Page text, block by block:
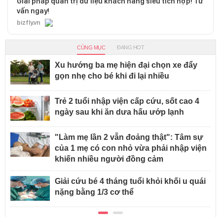
vấn ngay!
bizfly.vn
CÙNG MỤC ĐANG HOT
Xu hướng ba mẹ hiện đại chọn xe đẩy
gọn nhẹ cho bé khi đi lại nhiều
Trẻ 2 tuổi nhập viện cấp cứu, sốt cao 4
ngày sau khi ăn dưa hấu ướp lạnh
"Làm mẹ lần 2 vẫn đoảng thật": Tâm sự
của 1 mẹ có con nhỏ vừa phải nhập viện
khiến nhiều người đồng cảm
Giải cứu bé 4 tháng tuổi khỏi khối u quái
nặng bằng 1/3 cơ thể